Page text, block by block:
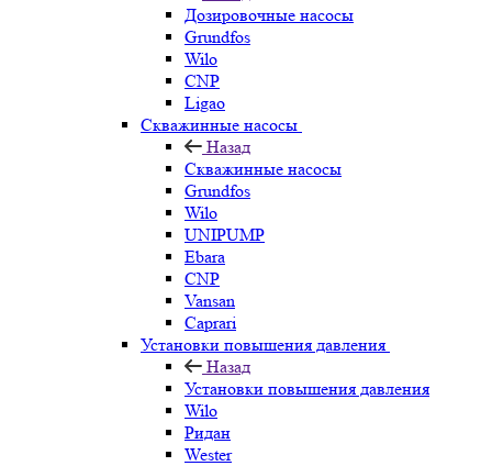
Дозировочные насосы
Grundfos
Wilo
CNP
Ligao
Скважинные насосы
Назад
Скважинные насосы
Grundfos
Wilo
UNIPUMP
Ebara
CNP
Vansan
Caprari
Установки повышения давления
Назад
Установки повышения давления
Wilo
Ридан
Wester